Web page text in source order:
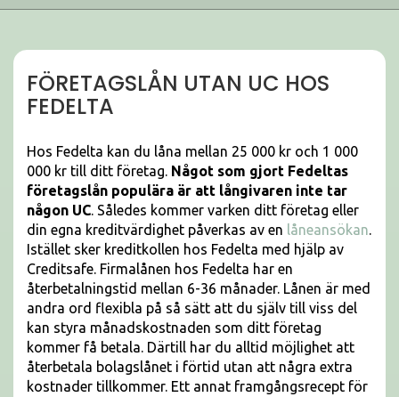
FÖRETAGSLÅN UTAN UC HOS
FEDELTA
Hos Fedelta kan du låna mellan 25 000 kr och 1 000
000 kr till ditt företag. Något som gjort Fedeltas
företagslån populära är att långivaren inte tar
någon UC. Således kommer varken ditt företag eller
din egna kreditvärdighet påverkas av en låneansökan.
Istället sker kreditkollen hos Fedelta med hjälp av
Creditsafe. Firmalånen hos Fedelta har en
återbetalningstid mellan 6-36 månader. Lånen är med
andra ord flexibla på så sätt att du själv till viss del
kan styra månadskostnaden som ditt företag
kommer få betala. Därtill har du alltid möjlighet att
återbetala bolagslånet i förtid utan att några extra
kostnader tillkommer. Ett annat framgångsrecept för